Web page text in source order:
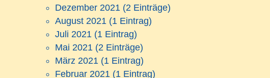
Dezember 2021 (2 Einträge)
August 2021 (1 Eintrag)
Juli 2021 (1 Eintrag)
Mai 2021 (2 Einträge)
März 2021 (1 Eintrag)
Februar 2021 (1 Eintrag)